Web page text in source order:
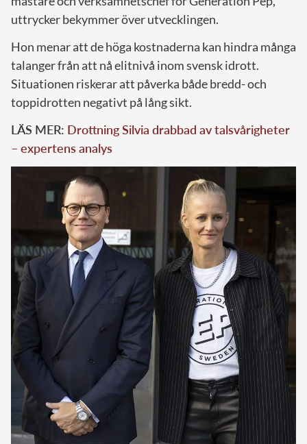
uttrycker bekymmer över utvecklingen.
Hon menar att de höga kostnaderna kan hindra många
talanger från att nå elitnivå inom svensk idrott.
Situationen riskerar att påverka både bredd- och
toppidrotten negativt på lång sikt.
LÄS MER: Drottning Silvia drabbad av talsvårigheter
– expertens analys